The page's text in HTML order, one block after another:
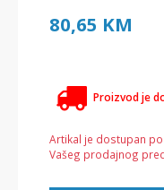
80,65 KM
Proizvod je
Artikal je dostupan
Vašeg prodajnog